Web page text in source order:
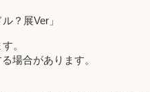
？展Ver」
。
場合があります。